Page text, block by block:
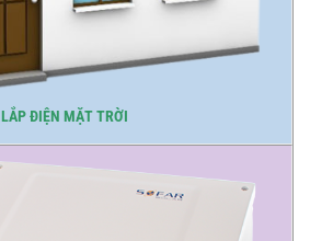
LẮP ĐIỆN MẶT TRỜI